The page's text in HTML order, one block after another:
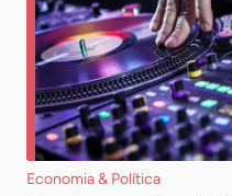
Economia & Política